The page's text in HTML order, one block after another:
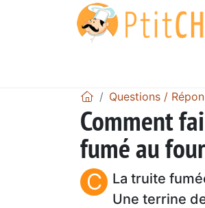
Questions /
Comment
fumé au
C
La truite
Une terrine